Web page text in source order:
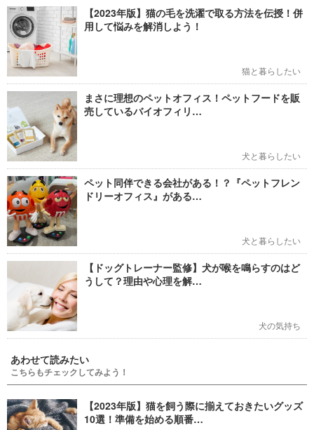
【2023年版】猫の毛を洗濯で取る方法を伝授！併
用して悩みを解消しよう！
猫と暮らしたい
まさに理想のペットオフィス！ペットフードを販
売しているバイオフィリ…
犬と暮らしたい
ペット同伴できる会社がある！？『ペットフレン
ドリーオフィス』がある…
犬と暮らしたい
【ドッグトレーナー監修】犬が喉を鳴らすのはど
うして？理由や心理を解…
犬の気持ち
あわせて読みたい
こちらもチェックしてみよう！
【2023年版】猫を飼う際に揃えておきたいグッズ
10選！準備を始める順番…